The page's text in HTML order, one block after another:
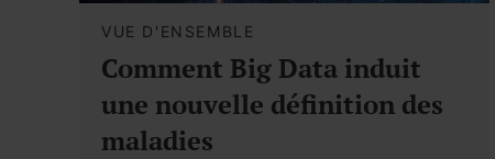
VUE D'ENSEMBLE
Comment Big Data induit
une nouvelle définition des
maladies